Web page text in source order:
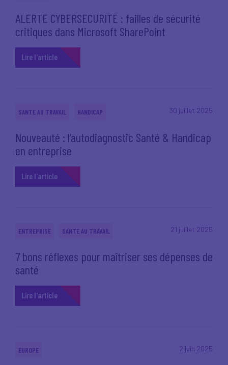
ALERTE CYBERSECURITE : failles de sécurité
critiques dans Microsoft SharePoint
Lire l'article
30 juillet 2025
SANTE AU TRAVAIL HANDICAP
Nouveauté : l’autodiagnostic Santé & Handicap
en entreprise
Lire l'article
21 juillet 2025
ENTREPRISE SANTE AU TRAVAIL
7 bons réflexes pour maîtriser ses dépenses de
santé
Lire l'article
2 juin 2025
EUROPE